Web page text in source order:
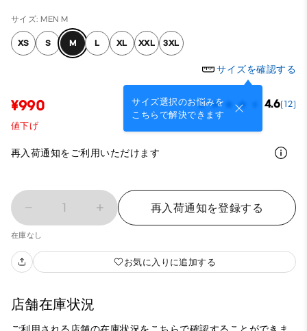
サイズ: MEN M
XS S M L XL XXL 3XL
サイズを確認する
サイズ選択のお悩みを
こちらで解決できます
¥990 4.6(12)
値下げ
再入荷通知をご利用いただけます
1 再入荷通知を登録する
在庫なし
お気に入りに追加する
店舗在庫状況